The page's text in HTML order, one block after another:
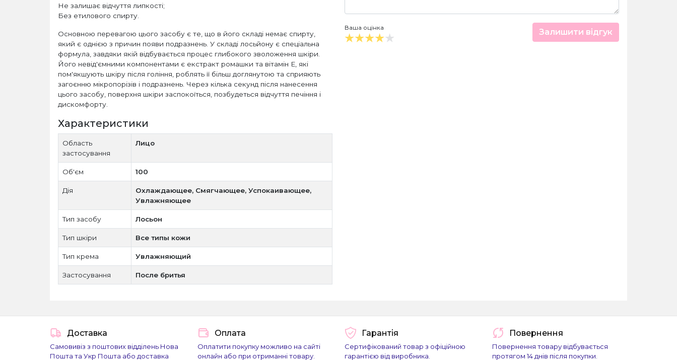
Не залишає відчуття липкості;
Без етилового спирту.
Основною перевагою цього засобу є те, що в його складі немає спирту,
який є однією з причин появи подразнень. У складі лосьйону є спеціальна
формула, завдяки якій відбувається процес глибокого зволоження шкіри.
Його невід'ємними компонентами є екстракт ромашки та вітамін Е, які
пом'якшують шкіру після гоління, роблять її більш доглянутою та сприяють
загоєнню мікропорізів і подразнень. Через кілька секунд після нанесення
цього засобу, поверхня шкіри заспокоїться, позбудеться відчуття печіння і
дискомфорту.
Характеристики
Область
застосування
Лицо
Об'єм 100
Дія
Охлаждающее, Смягчающее, Успокаивающее,
Увлажняющее
Тип засобу Лосьон
Тип шкіри Все типы кожи
Тип крема Увлажняющий
Застосування После бритья
Ваша оцінка Залишити відгук
Доставка
Самовивіз з поштових відділень Нова
Пошта та Укр Пошта або доставка
Оплата
Оплатити покупку можливо на сайті
онлайн або при отриманні товару.
Гарантія
Сертифікований товар з офіційною
гарантією від виробника.
Повернення
Повернення товару відбувається
протягом 14 днів після покупки.